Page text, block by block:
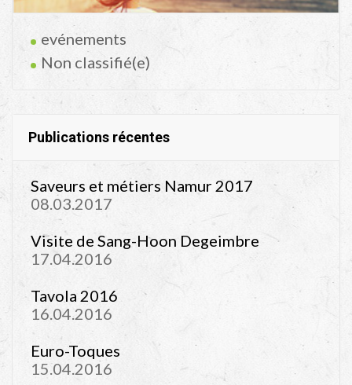
evénements
Non classifié(e)
Publications récentes
Saveurs et métiers Namur 2017
08.03.2017
Visite de Sang-Hoon Degeimbre
17.04.2016
Tavola 2016
16.04.2016
Euro-Toques
15.04.2016